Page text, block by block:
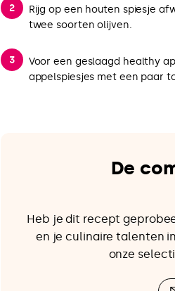
Rijg op een houten spiesje
twee soorten olijven.
Voor een geslaagd healthy
appelspiesjes met een paar
De
Heb je dit recept
en je culinaire talenten
onze